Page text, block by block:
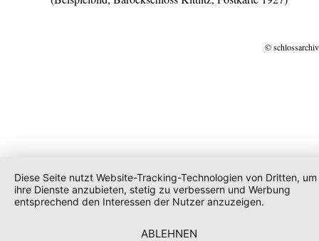
©
Diese Seite nutzt Website-Tracking-Technologien von Dritten, um
ihre Dienste anzubieten, stetig zu verbessern und Werbung
entsprechend den Interessen der Nutzer anzuzeigen.
ABLEHNEN